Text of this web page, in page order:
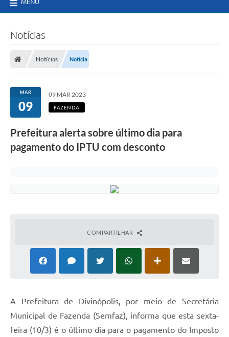
MENU
Notícias
Notícias Notícia
MAR
09
09 MAR 2023
FAZENDA
Prefeitura alerta sobre último dia para
pagamento do IPTU com desconto
COMPARTILHAR
A Prefeitura de Divinópolis, por meio de Secretária
Municipal de Fazenda (Semfaz), informa que esta sexta-
feira (10/3) é o último dia para o pagamento do Imposto